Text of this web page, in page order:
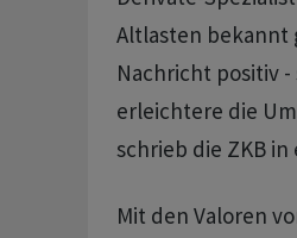
Altlasten bekannt
Nachricht positiv
erleichtere die
schrieb die ZKB
Mit den Valoren